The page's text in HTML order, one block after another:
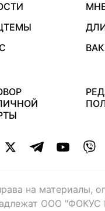
на материалы,
ООО "ФОКУС